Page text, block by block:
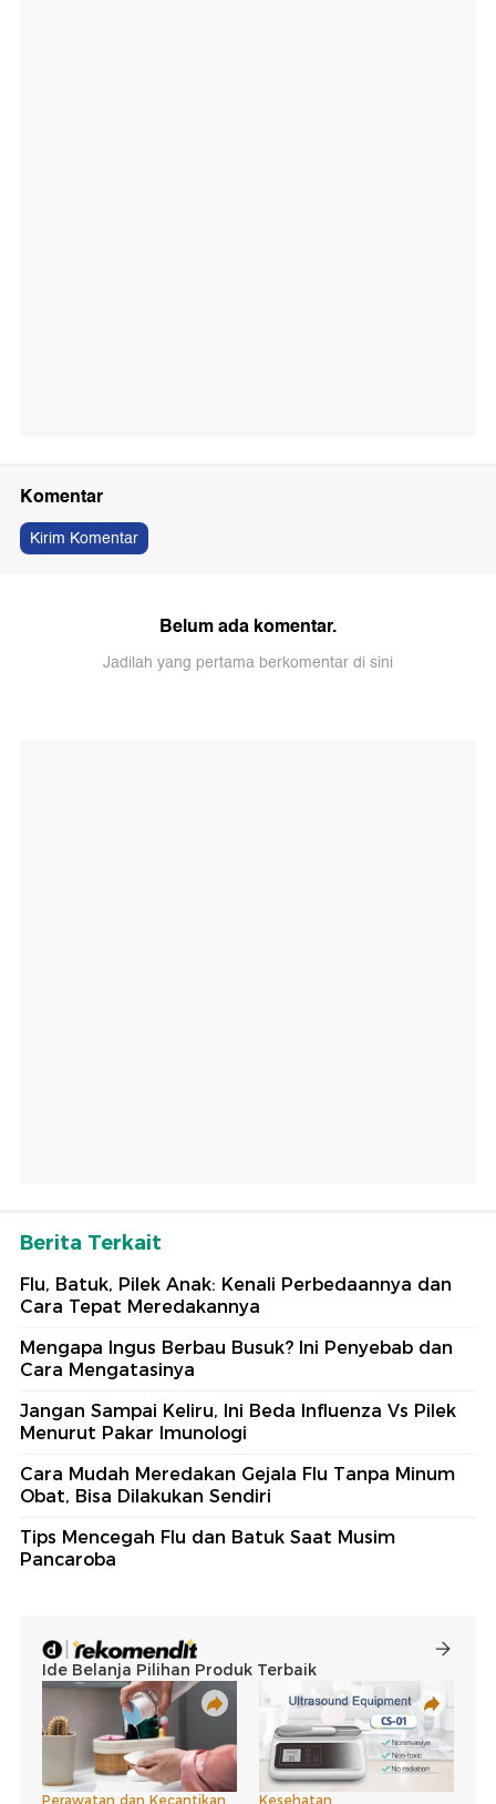
Komentar
Kirim Komentar
Belum ada komentar.
Jadilah yang pertama berkomentar di sini
Berita Terkait
Flu, Batuk, Pilek Anak: Kenali Perbedaannya dan
Cara Tepat Meredakannya
Mengapa Ingus Berbau Busuk? Ini Penyebab dan
Cara Mengatasinya
Jangan Sampai Keliru, Ini Beda Influenza Vs Pilek
Menurut Pakar Imunologi
Cara Mudah Meredakan Gejala Flu Tanpa Minum
Obat, Bisa Dilakukan Sendiri
Tips Mencegah Flu dan Batuk Saat Musim
Pancaroba